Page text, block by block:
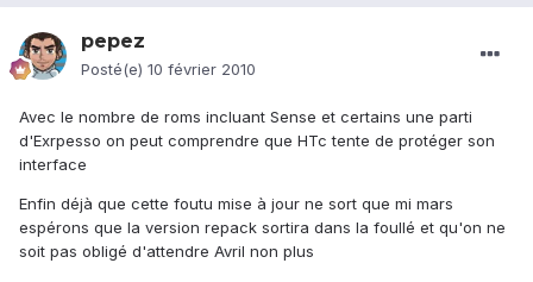
pepez
Posté(e) 10 février 2010
Avec le nombre de roms incluant Sense et certains une parti
d'Exrpesso on peut comprendre que HTc tente de protéger son
interface
Enfin déjà que cette foutu mise à jour ne sort que mi mars
espérons que la version repack sortira dans la foullé et qu'on ne
soit pas obligé d'attendre Avril non plus